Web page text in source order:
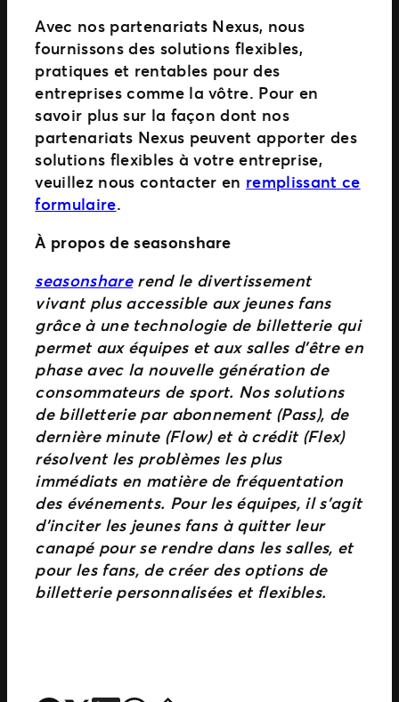
Avec nos partenariats Nexus, nous
fournissons des solutions flexibles,
pratiques et rentables pour des
entreprises comme la vôtre. Pour en
savoir plus sur la façon dont nos
partenariats Nexus peuvent apporter des
solutions flexibles à votre entreprise,
veuillez nous contacter en remplissant ce
formulaire.
À propos de seasonshare
seasonsharerend le divertissement
vivant plus accessible aux jeunes fans
grâce à une technologie de billetterie qui
permet aux équipes et aux salles d’être en
phase avec la nouvelle génération de
consommateurs de sport. Nos solutions
de billetterie par abonnement (Pass), de
dernière minute (Flow) et à crédit (Flex)
résolvent les problèmes les plus
immédiats en matière de fréquentation
des événements. Pour les équipes, il s’agit
d’inciter les jeunes fans à quitter leur
canapé pour se rendre dans les salles, et
pour les fans, de créer des options de
billetterie personnalisées et flexibles.